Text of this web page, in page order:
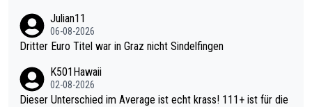
Julian11
06-08-2026
Dritter Euro Titel war in Graz nicht Sindelfingen
K501Hawaii
02-08-2026
Dieser Unterschied im Average ist echt krass! 111+ ist für die